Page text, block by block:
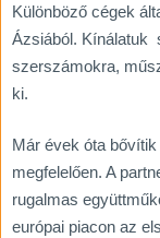
Különböző cégek
Ázsiából. Kínálatuk
szerszámokra,
ki.
Már évek óta
megfelelően. A
rugalmas
európai piacon az